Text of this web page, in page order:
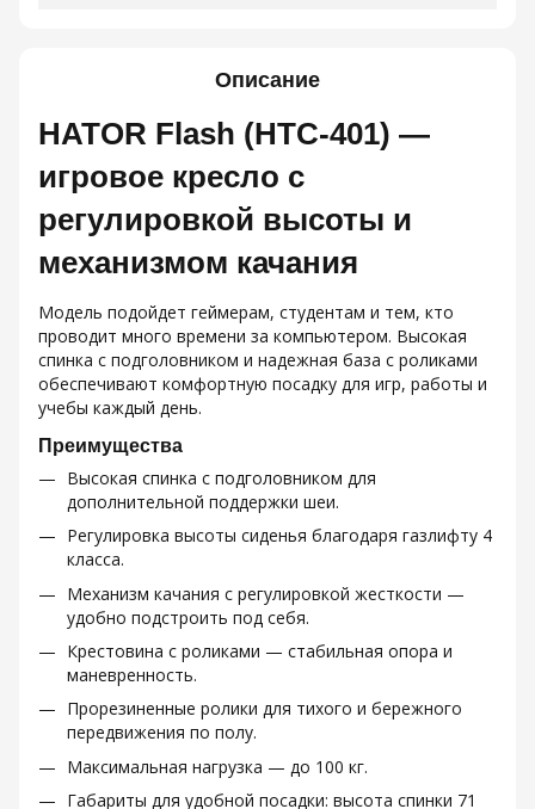
Описание
HATOR Flash (HTC-401) —
игровое кресло с
регулировкой высоты и
механизмом качания
Модель подойдет геймерам, студентам и тем, кто
проводит много времени за компьютером. Высокая
спинка с подголовником и надежная база с роликами
обеспечивают комфортную посадку для игр, работы и
учебы каждый день.
Преимущества
Высокая спинка с подголовником для
дополнительной поддержки шеи.
Регулировка высоты сиденья благодаря газлифту 4
класса.
Механизм качания с регулировкой жесткости —
удобно подстроить под себя.
Крестовина с роликами — стабильная опора и
маневренность.
Прорезиненные ролики для тихого и бережного
передвижения по полу.
Максимальная нагрузка — до 100 кг.
Габариты для удобной посадки: высота спинки 71